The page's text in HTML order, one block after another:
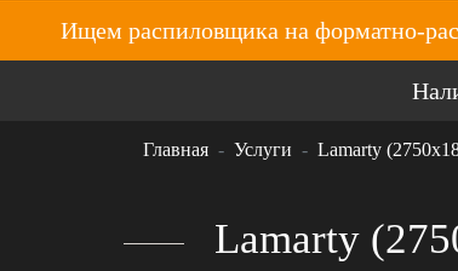
Ищем распиловщика на форматно-
Главная Услуги Lamarty
Lamarty